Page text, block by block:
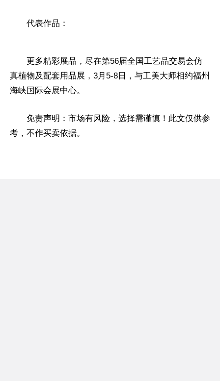
代表作品：
更多精彩展品，尽在第56届全国工艺品交易会仿
真植物及配套用品展，3月5-8日，与工美大师相约福州
海峡国际会展中心。
免责声明：市场有风险，选择需谨慎！此文仅供参
考，不作买卖依据。